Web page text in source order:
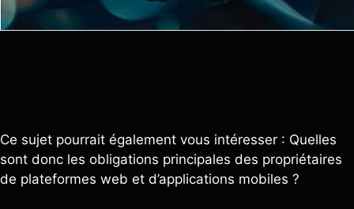
Ce sujet pourrait également vous intéresser : Quelles
sont donc les obligations principales des propriétaires
de plateformes web et d’applications mobiles ?